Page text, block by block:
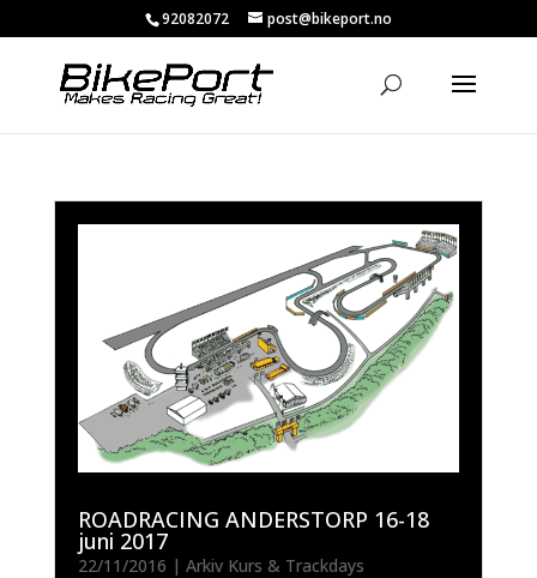
92082072 post@bikeport.no
ROADRACING ANDERSTORP 16-18
juni 2017
22/11/2016 | Arkiv Kurs & Trackdays